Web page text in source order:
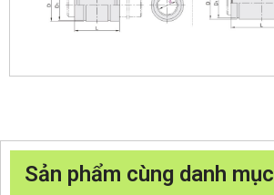
Sản phẩm cùng danh mục